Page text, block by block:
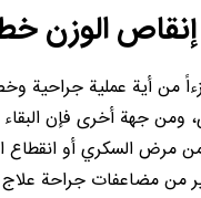
من أية عملية جراحية
ومن جهة أخرى فإن
مرض السكري أو انقطاع
من مضاعفات جراحة علاج